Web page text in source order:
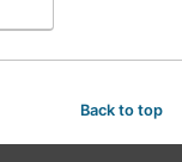
Back to top